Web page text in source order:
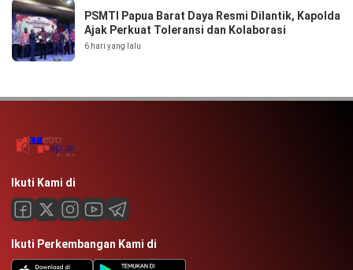
PSMTI Papua Barat Daya Resmi Dilantik, Kapolda
Ajak Perkuat Toleransi dan Kolaborasi
6 hari yang lalu
Ikuti Kami di
Ikuti Perkembangan Kami di